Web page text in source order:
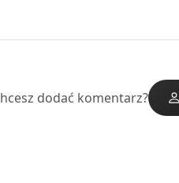
dodać komentarz?